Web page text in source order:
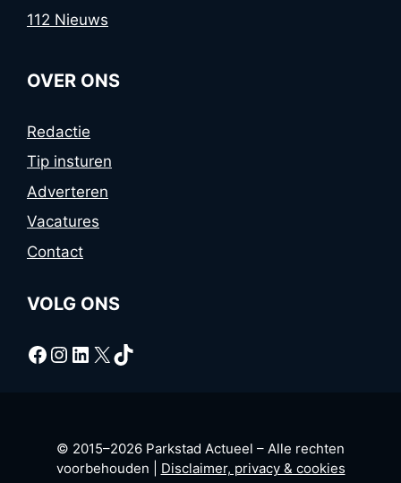
112 Nieuws
OVER ONS
Redactie
Tip insturen
Adverteren
Vacatures
Contact
VOLG ONS
Facebook
Instagram
LinkedIn
X TikTok
© 2015–2026 Parkstad Actueel – Alle rechten
voorbehouden | Disclaimer, privacy & cookies